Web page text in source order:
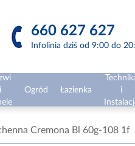
660 627 627
Infolinia dziś od 9:00 do
i
Ogród Łazienka
i
Cremona Bl 60g-108 1f